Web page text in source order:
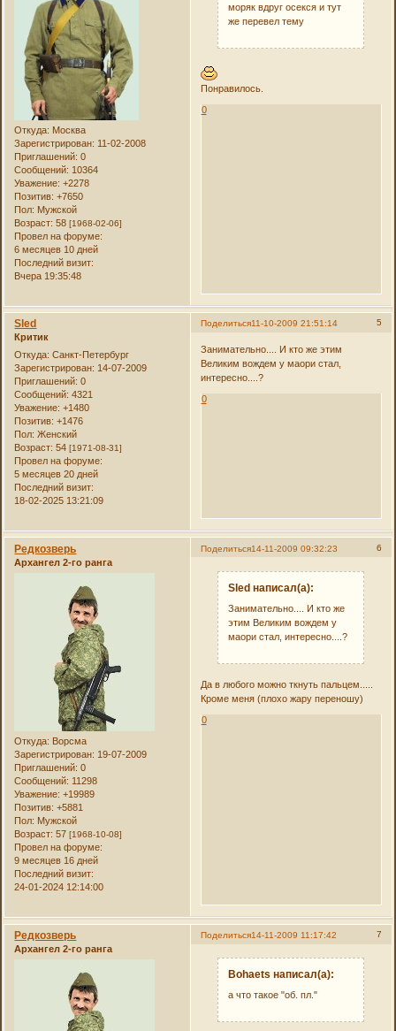
Откуда: Москва
Зарегистрирован: 11-02-2008
Приглашений: 0
Сообщений: 10364
Уважение: +2278
Позитив: +7650
Пол: Мужской
Возраст: 58[1968-02-06]
Провел на форуме:
6 месяцев 10 дней
Последний визит:
Вчера 19:35:48
моряк вдруг осекся и тут
же перевел тему
Понравилось.
0
Поделиться 5
11-10-2009 21:51:14
Sled
Критик
Откуда: Санкт-Петербург
Зарегистрирован: 14-07-2009
Приглашений: 0
Сообщений: 4321
Уважение: +1480
Позитив: +1476
Пол: Женский
Возраст: 54[1971-08-31]
Провел на форуме:
5 месяцев 20 дней
Последний визит:
18-02-2025 13:21:09
Занимательно.... И кто же этим
Великим вождем у маори стал,
интересно....?
0
Поделиться 6
14-11-2009 09:32:23
Редкозверь
Архангел 2-го ранга
Откуда: Ворсма
Зарегистрирован: 19-07-2009
Приглашений: 0
Сообщений: 11298
Уважение: +19989
Позитив: +5881
Пол: Мужской
Возраст: 57[1968-10-08]
Провел на форуме:
9 месяцев 16 дней
Последний визит:
24-01-2024 12:14:00
Sled написал(а):
Занимательно.... И кто же
этим Великим вождем у
маори стал, интересно....?
Да в любого можно ткнуть пальцем.....
Кроме меня (плохо жару переношу)
0
Поделиться 7
14-11-2009 11:17:42
Редкозверь
Архангел 2-го ранга
Bohaets написал(а):
а что такое "об. пл."